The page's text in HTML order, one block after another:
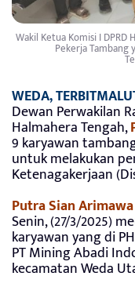
Wakil Ketua Komisi I DPRD
Pekerja Tambang
WEDA,
Dewan Perwakilan
Halmahera Tengah,
9 karyawan
untuk melakukan
Ketenagakerjaan
Putra Sian Arimawa
Senin, (27/3/2025)
karyawan yang di
PT Mining Abadi
kecamatan Weda